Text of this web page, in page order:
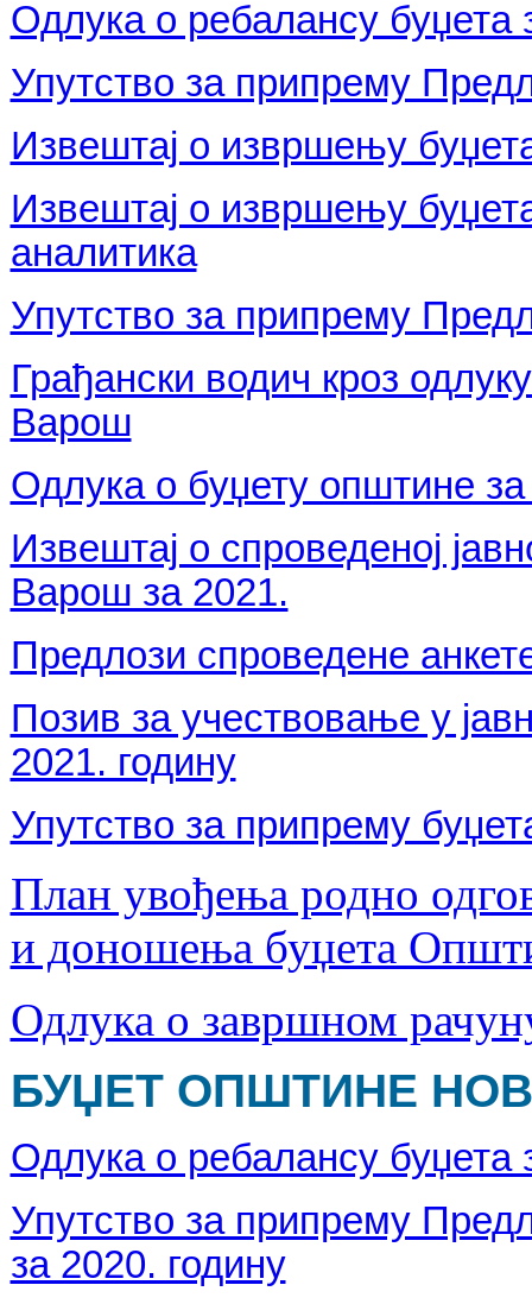
Одлука о ребалансу буџета
Упутство за припрему
Извештај о извршењу
Извештај о извршењу
аналитика
Упутство за припрему
Грађански водич кроз
Варош
Одлука о буџету општине за
Извештај о спроведеној
Варош за 2021.
Предлози спроведене
Позив за учествовање у
2021. годину
Упутство за припрему
План увођења родно
и доношења буџета
Одлука о завршном
БУЏЕТ ОПШТИНЕ
Одлука о ребалансу буџета
Упутство за припрему
за 2020. годину